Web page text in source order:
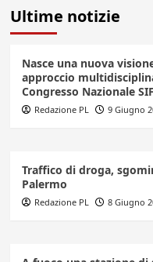
Ultime notizie
Nasce una nuova
approccio
Congresso Nazionale
Redazione PL 9 Giugno
Traffico di droga,
Palermo
Redazione PL 8 Giugno